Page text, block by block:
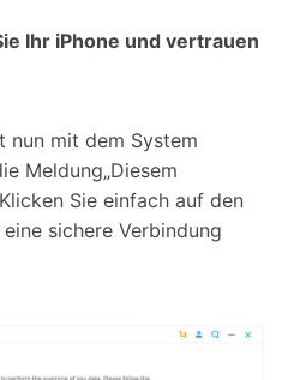
Ihr iPhone und vertrauen
nun mit dem System
Meldung„Diesem
Sie einfach auf den
eine sichere Verbindung